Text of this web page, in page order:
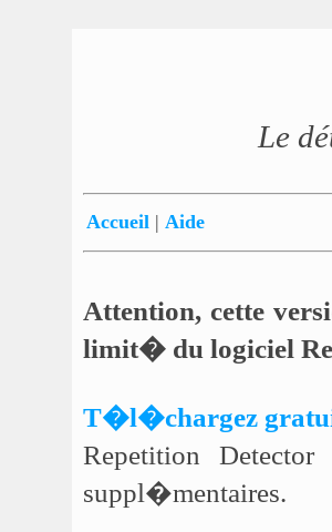
Le
Accueil | Aide
Attention, cette
limit� du logiciel
T�l�chargez
Repetition
suppl�mentaires.